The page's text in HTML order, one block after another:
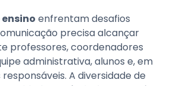
enfrentam desafios
precisa alcançar
professores, coordenadores
administrativa, alunos e, em
A diversidade de